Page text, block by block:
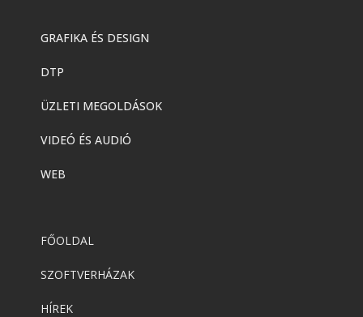
GRAFIKA ÉS DESIGN
DTP
ÜZLETI MEGOLDÁSOK
VIDEÓ ÉS AUDIÓ
WEB
FŐOLDAL
SZOFTVERHÁZAK
HÍREK